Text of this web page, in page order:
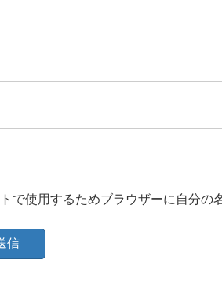
で使用するためブラウザーに自分の